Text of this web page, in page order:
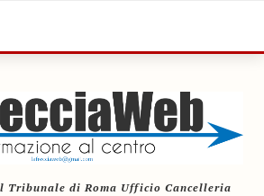
Tribunale di Roma Ufficio Cancelleria